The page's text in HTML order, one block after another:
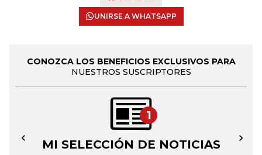
UNIRSE A WHATSAPP
CONOZCA LOS BENEFICIOS EXCLUSIVOS PARA
NUESTROS SUSCRIPTORES
1
MI SELECCIÓN DE NOTICIAS
← →